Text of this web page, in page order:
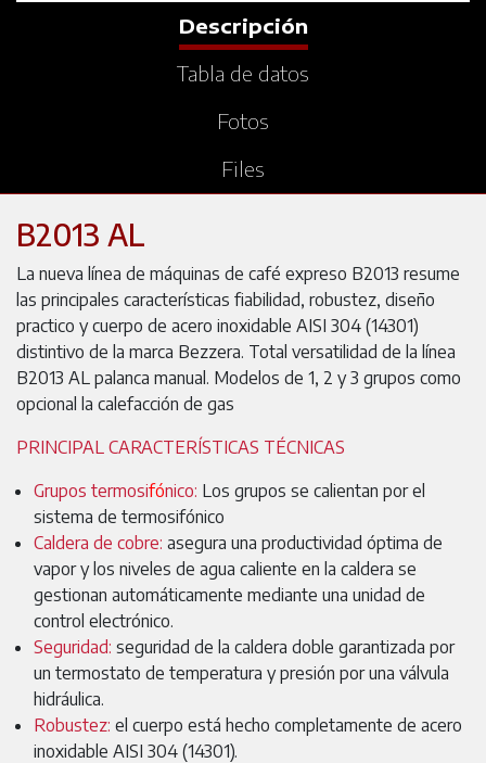
Descripción
Tabla de datos
Fotos
Files
B2013 AL
La nueva línea de máquinas de café expreso B2013 resume
las principales características fiabilidad, robustez, diseño
practico y cuerpo de acero inoxidable AISI 304 (14301)
distintivo de la marca Bezzera. Total versatilidad de la línea
B2013 AL palanca manual. Modelos de 1, 2 y 3 grupos como
opcional la calefacción de gas
PRINCIPAL CARACTERÍSTICAS TÉCNICAS
Grupos termosifónico: Los grupos se calientan por el
sistema de termosifónico
Caldera de cobre: asegura una productividad óptima de
vapor y los niveles de agua caliente en la caldera se
gestionan automáticamente mediante una unidad de
control electrónico.
Seguridad: seguridad de la caldera doble garantizada por
un termostato de temperatura y presión por una válvula
hidráulica.
Robustez: el cuerpo está hecho completamente de acero
inoxidable AISI 304 (14301).